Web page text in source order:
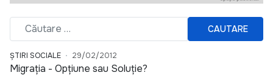
CAUTARE
ȘTIRI SOCIALE 29/02/2012
Migrația - Opțiune sau Soluție?